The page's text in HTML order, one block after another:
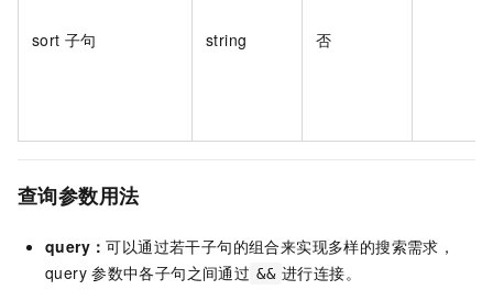
sort 子句 string 否
查询参数用法
query：可以通过若干子句的组合来实现多样的搜索需求，
query 参数中各子句之间通过 && 进行连接。